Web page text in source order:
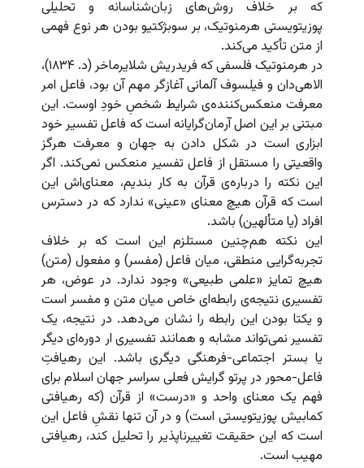
که بر خلاف روش‌های زبان‌شناسانه‌ و تحلیلی
پوزیتویستی هرمنوتیک، بر سوبژکتیو بودن هر نوع فهمی
از متن تأکید می‌‌کند.
در هرمنوتیک فلسفی که فریدریش شلایرماخر (د. ۱۸۳۴)،
الاهی‌دان و فیلسوف آلمانی آغازگر مهم آن بود، فاعل امر
معرفت منعکس‌کننده‌ی شرایط شخصِ خودِ اوست. این
مبتنی بر این اصل آرمان‌گرایانه است که فاعل تفسیر خود
ابزاری است در شکل دادن به جهان و معرفت هرگز
واقعیتی را مستقل از فاعل تفسیر منعکس نمی‌کند. اگر
این نکته را درباره‌ی قرآن به کار بندیم، معنای‌اش این
است که قرآن هیچ معنای «عینی» ندارد که در دسترس
افراد (یا متألهین) باشد.
این نکته هم‌چنین مستلزم این است که بر خلاف
تجربه‌گرایی منطقی، میان فاعل (مفسر) و مفعول (متن)
هیچ تمایز «علمی طبیعی» وجود ندارد. در عوض، هر
تفسیری نتیجه‌ی رابطه‌ای خاص میان متن و مفسر است
و یکتا بودن این رابطه را نشان می‌دهد. در نتیجه، یک
تفسیر نمی‌تواند مشابه و همانند تفسیری ار دوره‌ای دیگر
یا بستر اجتماعی-فرهنگی دیگری باشد. این رهیافتِ
فاعل-محور در پرتو گرایش فعلی سراسر جهان اسلام برای
فهم یک معنای واحد و «درست» از قرآن (که رهیافتی
کمابیش پوزیتویستی است) و در آن تنها نقشِ فاعل این
است که این حقیقت تغییرناپذیر را تحلیل کند، رهیافتی
مهیب است.